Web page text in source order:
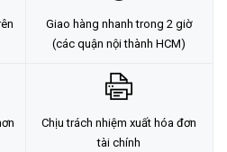
cả mọi thứ có thể chạy cùng một lúc
Giao hàng nhanh trong 2 giờ
(các quận nội thành HCM)
Chịu trách nhiệm xuất hóa đơn
tài chính